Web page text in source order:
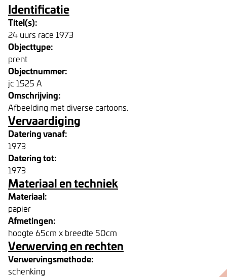
Identificatie
Titel(s):
24 uurs race 1973
Objecttype:
prent
Objectnummer:
jc 1525 A
Omschrijving:
Afbeelding met diverse cartoons.
Vervaardiging
Datering vanaf:
1973
Datering tot:
1973
Materiaal en techniek
Materiaal:
papier
Afmetingen:
hoogte 65cm x breedte 50cm
Verwerving en rechten
Verwervingsmethode:
schenking